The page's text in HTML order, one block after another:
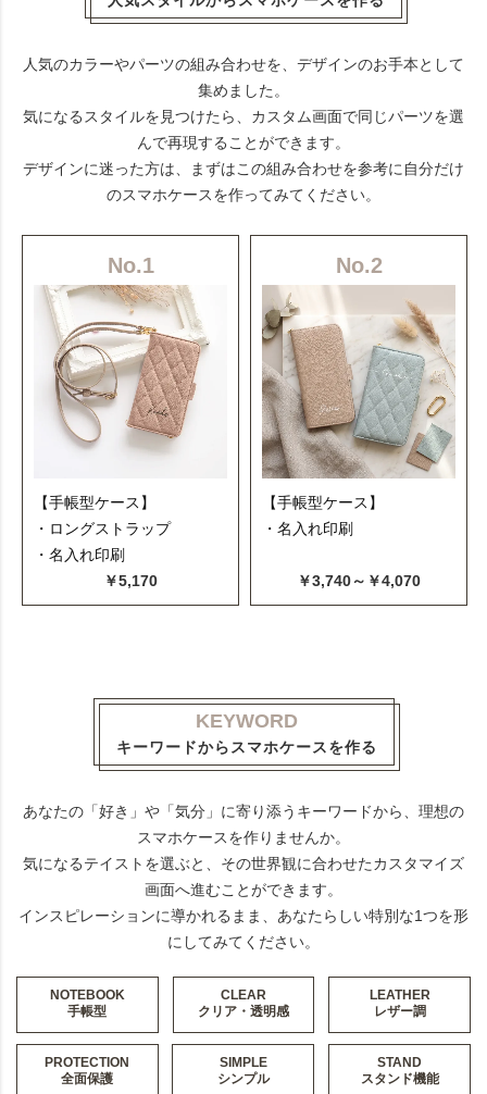
人気のカラーやパーツの組み合わせを、デザインのお手本として
集めました。
気になるスタイルを見つけたら、カスタム画面で同じパーツを選
んで再現することができます。
デザインに迷った方は、まずはこの組み合わせを参考に自分だけ
のスマホケースを作ってみてください。
No.1
【手帳型ケース】
・ロングストラップ
・名入れ印刷
￥5,170
No.2
【手帳型ケース】
・名入れ印刷
￥3,740～￥4,070
KEYWORD
キーワードからスマホケースを作る
あなたの「好き」や「気分」に寄り添うキーワードから、理想の
スマホケースを作りませんか。
気になるテイストを選ぶと、その世界観に合わせたカスタマイズ
画面へ進むことができます。
インスピレーションに導かれるまま、あなたらしい特別な1つを形
にしてみてください。
NOTEBOOK
手帳型
CLEAR
クリア・透明感
LEATHER
レザー調
PROTECTION
全面保護
SIMPLE
シンプル
STAND
スタンド機能